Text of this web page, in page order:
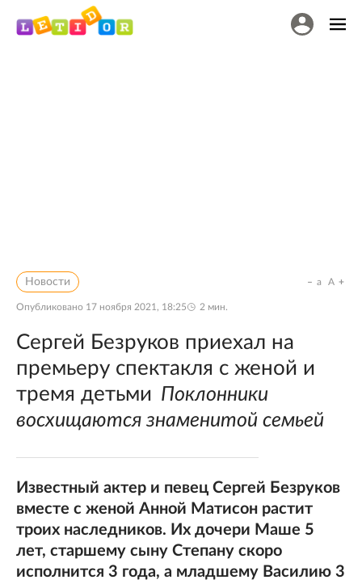
Новости
Опубликовано 17 ноября 2021, 18:25 2 мин.
a A
Сергей Безруков приехал на
премьеру спектакля с женой и
тремя детьми Поклонники
восхищаются знаменитой семьей
Известный актер и певец Сергей Безруков
вместе с женой Анной Матисон растит
троих наследников. Их дочери Маше 5
лет, старшему сыну Степану скоро
исполнится 3 года, а младшему Василию 3